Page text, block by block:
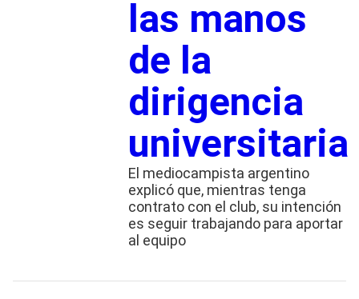
las manos
de la
dirigencia
universitaria
El mediocampista argentino
explicó que, mientras tenga
contrato con el club, su intención
es seguir trabajando para aportar
al equipo